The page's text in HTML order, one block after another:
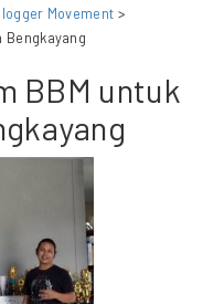
Movement >
Bengkayang
BBM untuk